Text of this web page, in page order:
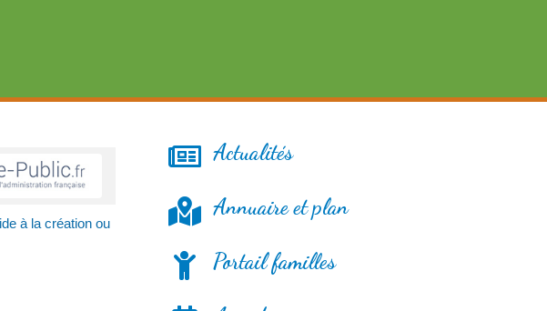
à la création ou
Actualités
Annuaire et plan
Portail familles